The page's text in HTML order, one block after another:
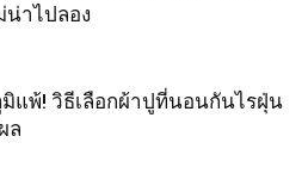
น่าไปลอง
แพ้! วิธีเลือกผ้าปูที่นอนกันไรฝุ่น
ล